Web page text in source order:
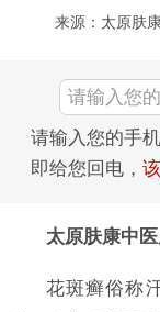
来源：太原肤
请输入您的手
即给您回电，
太原肤康中
花斑癣俗称